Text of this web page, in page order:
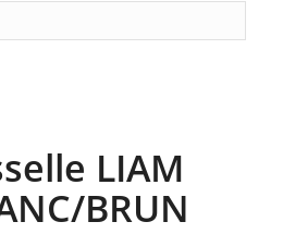
LIAM
BRUN